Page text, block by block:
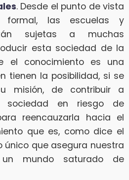
. Desde el punto de vista
las escuelas y
sujetas a muchas
esta sociedad de la
el conocimiento es una
tienen la posibilidad, si se
misión, de contribuir a
sociedad en riesgo de
reencauzarla hacia el
que es, como dice el
único que asegura nuestra
un mundo saturado de